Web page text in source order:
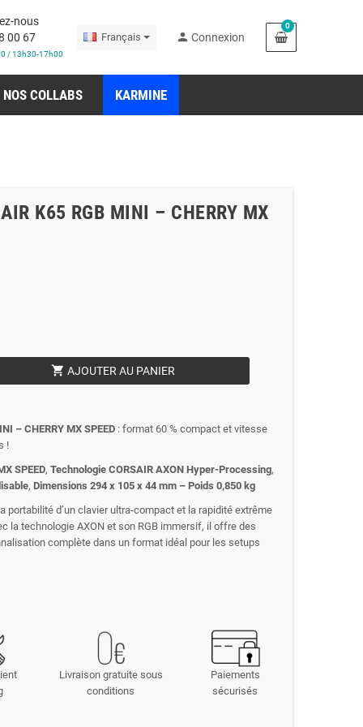
nous
00 67
/ 13h30-17h00
Français person Connexion
0
NOS COLLABS KARMINE
K65 RGB MINI – CHERRY MX
shopping_cart AJOUTER AU PANIER
– CHERRY MX SPEED : format 60 % compact et vitesse
!
SPEED, Technologie CORSAIR AXON Hyper-Processing,
, Dimensions 294 x 105 x 44 mm – Poids 0,850 kg
portabilité d’un clavier ultra-compact et la rapidité extrême
la technologie AXON et son RGB immersif, il offre des
complète dans un format idéal pour les setups
Livraison gratuite sous
conditions
Paiements
sécurisés